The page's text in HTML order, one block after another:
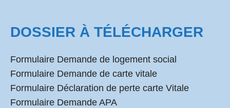
DOSSIER À TÉLÉCHARGER
Formulaire Demande de logement social
Formulaire Demande de carte vitale
Formulaire Déclaration de perte carte Vitale
Formulaire Demande APA